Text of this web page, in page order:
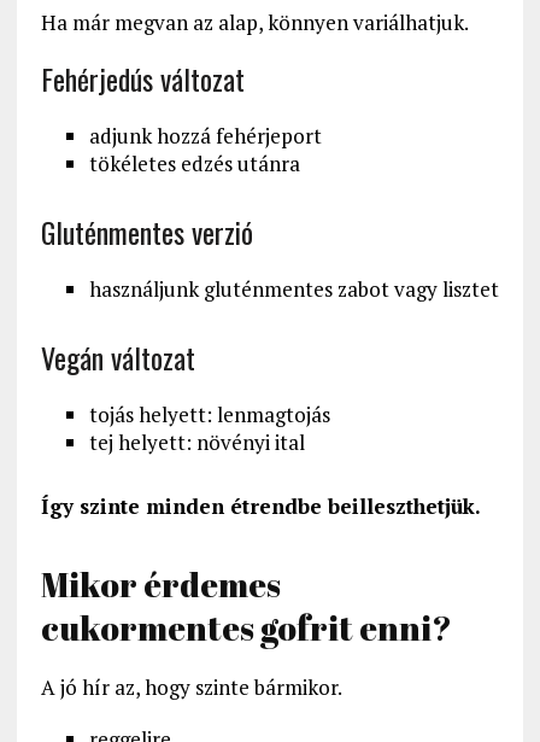
Ha már megvan az alap, könnyen variálhatjuk.
Fehérjedús változat
adjunk hozzá fehérjeport
tökéletes edzés utánra
Gluténmentes verzió
használjunk gluténmentes zabot vagy lisztet
Vegán változat
tojás helyett: lenmagtojás
tej helyett: növényi ital
Így szinte minden étrendbe beilleszthetjük.
Mikor érdemes
cukormentes gofrit enni?
A jó hír az, hogy szinte bármikor.